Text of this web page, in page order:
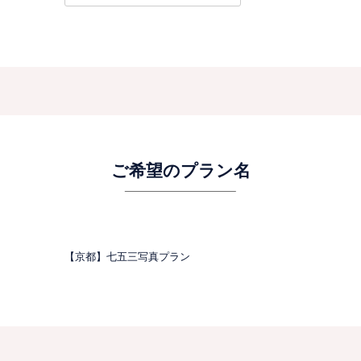
ご希望のプラン名
【京都】七五三写真プラン